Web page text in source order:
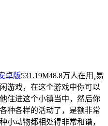
卓版531.19M48.8万人在用 ¸易
游戏，在这个游戏中你可以
住进这个小镇当中，然后你
种各样的活动了，是额非常
小动物都相处得非常和谐，